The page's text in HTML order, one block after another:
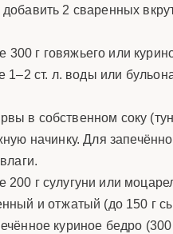
2 сваренных
г говяжьего или
1–2 ст. л. воды или
в собственном соку
начинку. Для
г сулугуни или
и отжатый (до 150 г
куриное бедро